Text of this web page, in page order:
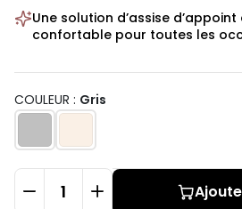
Une solution d’assise
confortable pour toutes les
COULEUR : Gris